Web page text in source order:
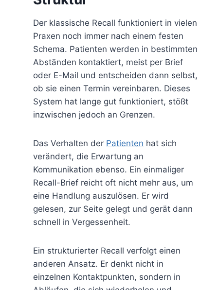
Der klassische Recall funktioniert in vielen
Praxen noch immer nach einem festen
Schema. Patienten werden in bestimmten
Abständen kontaktiert, meist per Brief
oder E-Mail und entscheiden dann selbst,
ob sie einen Termin vereinbaren. Dieses
System hat lange gut funktioniert, stößt
inzwischen jedoch an Grenzen.
Das Verhalten der Patienten hat sich
verändert, die Erwartung an
Kommunikation ebenso. Ein einmaliger
Recall-Brief reicht oft nicht mehr aus, um
eine Handlung auszulösen. Er wird
gelesen, zur Seite gelegt und gerät dann
schnell in Vergessenheit.
Ein strukturierter Recall verfolgt einen
anderen Ansatz. Er denkt nicht in
einzelnen Kontaktpunkten, sondern in